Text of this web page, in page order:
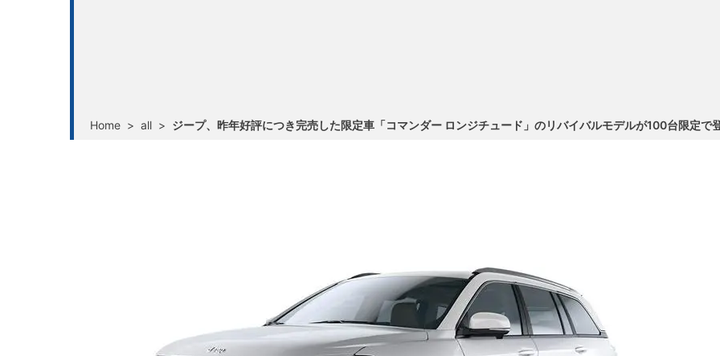
Home > all > ジープ、昨年好評につき完売した限定車「コマンダー ロンジチュード」のリバイバルモデルが100台限定で